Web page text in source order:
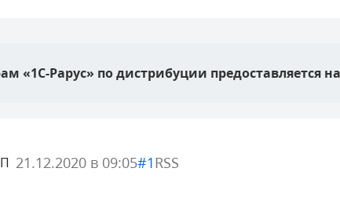
«1C-Рарус» по дистрибуции предоставляется
21.12.2020 в 09:05#1RSS